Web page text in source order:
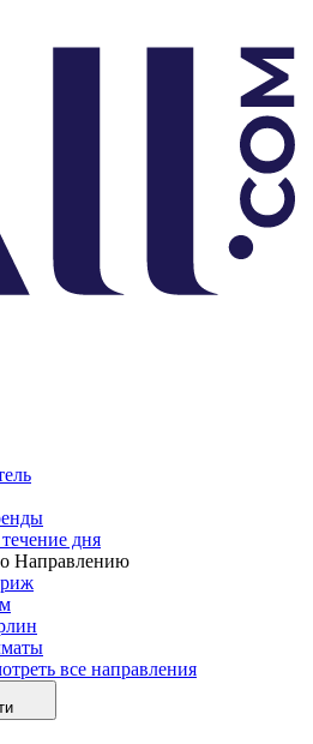
дня
Направлению
все направления